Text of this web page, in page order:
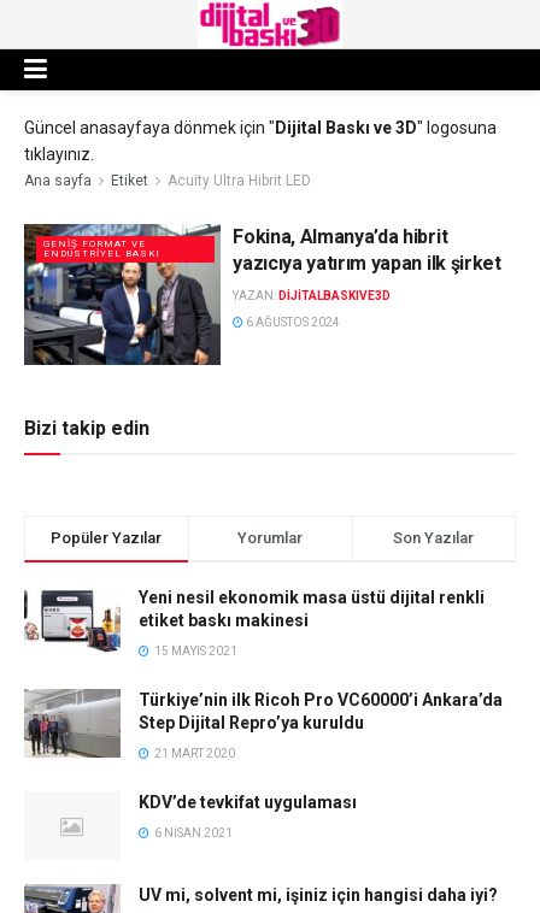
Güncel anasayfaya dönmek için " Dijital Baskı ve 3D" logosuna
tıklayınız.
Ana sayfa Etiket Acuity Ultra Hibrit LED
GENIŞ FORMAT VE
ENDÜSTRIYEL BASKI
Fokina, Almanya’da hibrit
yazıcıya yatırım yapan ilk şirket
YAZAN: DIJITALBASKIVE3D
6 AĞUSTOS 2024
Bizi takip edin
Popüler Yazılar Yorumlar Son Yazılar
Yeni nesil ekonomik masa üstü dijital renkli
etiket baskı makinesi
15 MAYIS 2021
Türkiye’nin ilk Ricoh Pro VC60000’i Ankara’da
Step Dijital Repro’ya kuruldu
21 MART 2020
KDV’de tevkifat uygulaması
6 NISAN 2021
UV mi, solvent mi, işiniz için hangisi daha iyi?